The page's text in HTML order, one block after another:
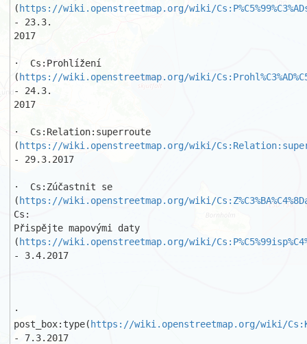
( https://wiki.openstreetmap.org/wiki/
- 23.3.
2017
·  Cs:Prohlížení
( https://wiki.openstreetmap.org/wiki/
- 24.3.
2017
·  Cs:Relation:superroute
( https://wiki.openstreetmap.org/wiki/
- 29.3.2017
·  Cs:Zúčastnit se
( https://wiki.openstreetmap.org/wiki/
Cs:
Přispějte mapovými daty
( https://wiki.openstreetmap.org/wiki/
- 3.4.2017
·
post_box:type( https://wiki.openstreetmap.org/wiki/
- 7.3.2017